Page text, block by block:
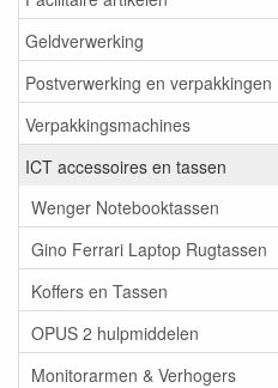
Geldverwerking
Postverwerking en verpakkingen
Verpakkingsmachines
ICT accessoires en tassen
Wenger Notebooktassen
Gino Ferrari Laptop Rugtassen
Koffers en Tassen
OPUS 2 hulpmiddelen
Monitorarmen & Verhogers